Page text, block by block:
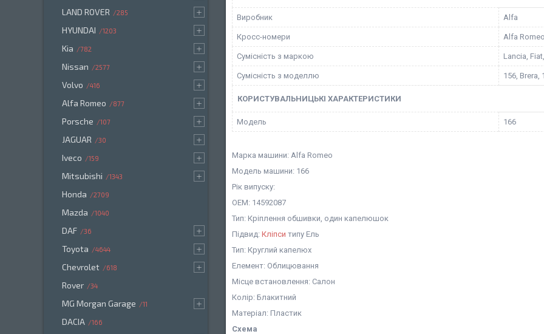
Виробник Alfa
Кросс-номери Alfa
Сумісність з маркою Lancia,
Сумісність з моделлю 156, Brera,
КОРИСТУВАЛЬНИЦЬКІ ХАРАКТЕРИСТИКИ
Мoдель 166
Марка машини: Alfa Romeo
Модель машини: 166
Рік випуску:
OEM: 14592087
Тип: Кріплення обшивки, один капелюшок
Підвид: Кліпси типу Ель
Тип: Круглий капелюх
Елемент: Облицювання
Місце встановлення: Салон
Колір: Блакитний
Матеріал: Пластик
Схема
LAND ROVER 285
HYUNDAI 1203
Kia 782
Nissan 2577
Volvo 416
Alfa Romeo 877
Porsche 107
JAGUAR 30
Iveco 159
Mitsubishi 1343
Honda 2709
Mazda 1040
DAF 36
Toyota 4644
Chevrolet 618
Rover 34
MG Morgan Garage 11
DACIA 166